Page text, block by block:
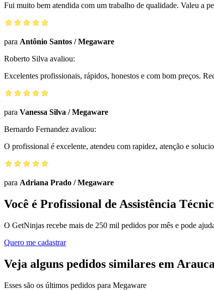
Fui muito bem atendida com um trabalho de qualidade. Valeu a
para Antônio Santos /Megaware
Roberto Silva avaliou:
Excelentes profissionais, rápidos, honestos e com bom preços.
para Vanessa Silva /Megaware
Bernardo Fernandez avaliou:
O profissional é excelente, atendeu com rapidez, atenção e
para Adriana Prado /Megaware
Você é Profissional de Assistência
O GetNinjas recebe mais de 250 mil pedidos por mês e pode
Quero me cadastrar
Veja alguns pedidos similares em
Esses são os últimos pedidos para Megaware